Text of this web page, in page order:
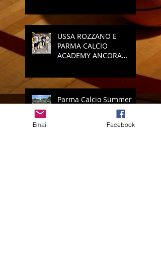
USSA ROZZANO E
PARMA CALCIO
ACADEMY ANCORA
Parma Calcio Summer
Camp: il bis è servito!
Email Facebook